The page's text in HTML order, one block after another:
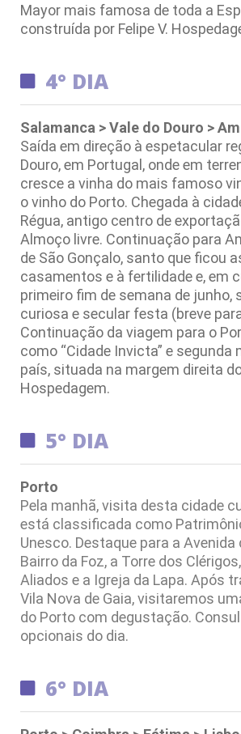
Mayor mais famosa de toda a
construída por Felipe V.
4° DIA
Salamanca > Vale do Douro >
Saída em direção à espetacular
Douro, em Portugal, onde em
cresce a vinha do mais famoso
o vinho do Porto. Chegada à
Régua, antigo centro de
Almoço livre. Continuação para
de São Gonçalo, santo que ficou
casamentos e à fertilidade e, em
primeiro fim de semana de junho,
curiosa e secular festa (breve
Continuação da viagem para o
como “Cidade Invicta” e segunda
país, situada na margem direita
Hospedagem.
5° DIA
Porto
Pela manhã, visita desta cidade
está classificada como
Unesco. Destaque para a Avenida
Bairro da Foz, a Torre dos
Aliados e a Igreja da Lapa. Após
Vila Nova de Gaia, visitaremos
do Porto com degustação.
opcionais do dia.
6° DIA